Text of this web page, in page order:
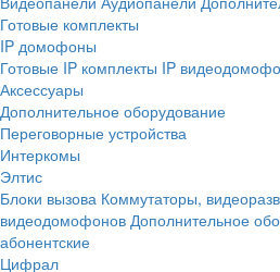
Готовые комплекты
IP домофоны
Готовые IP комплекты IP
Аксессуары
Дополнительное оборудование
Переговорные устройства
Интеркомы
Элтис
Блоки вызова Коммутаторы,
видеодомофонов Дополнительное
абонентские
Цифрал